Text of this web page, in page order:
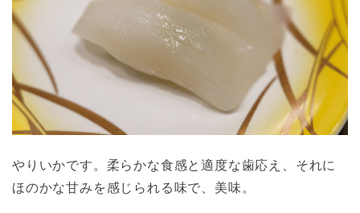
やりいかです。柔らかな食感と適度な歯応え、それに
ほのかな甘みを感じられる味で、美味。